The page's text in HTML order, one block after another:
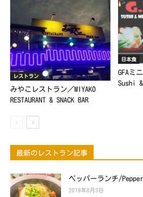
レストラン
みやこレストラン／MIYAKO
RESTAURANT & SNACK BAR
日本食
GFAミ
Sushi
最新のレストラン記事
ペッパーランチ/
2019年8月3日